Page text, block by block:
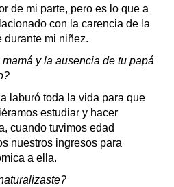
de mi parte, pero es lo que a
con la carencia de la
durante mi niñez.
y la ausencia de tu papá
laburó toda la vida para que
estudiar y hacer
cuando tuvimos edad
nuestros ingresos para
a ella.